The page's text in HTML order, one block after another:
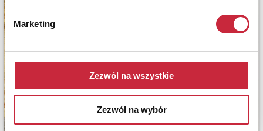
Marketing
Zezwól na wszystkie
Zezwól na wybór